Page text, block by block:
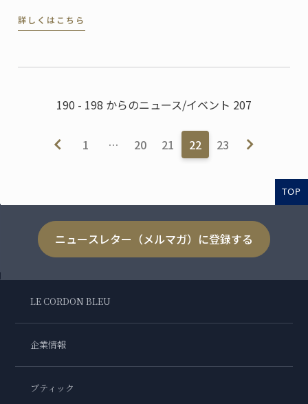
し、地域の国際化に大きく貢献したとして文化賞を受
詳しくはこちら
190 - 198 からのニュース/イベント 207
1 … 20 21 22 23
TOP
ニュースレター（メルマガ）に登録する
LE CORDON BLEU
企業情報
ブティック